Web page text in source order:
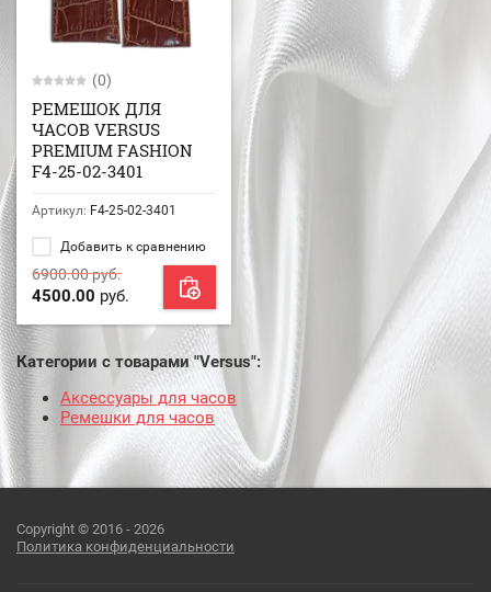
(0)
РЕМЕШОК ДЛЯ
ЧАСОВ VERSUS
PREMIUM FASHION
F4-25-02-3401
Артикул: F4-25-02-3401
Добавить к сравнению
6900.00руб.
4500.00 руб.
Категории с товарами "Versus":
Аксессуары для часов
Ремешки для часов
Copyright © 2016 - 2026
Политика конфиденциальности